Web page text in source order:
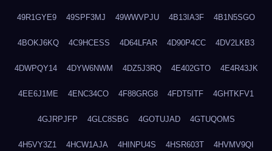
49R1GYE9 49SPF3MJ 49WWVPJU 4B13IA3F 4B1N5SGO
4BOKJ6KQ 4C9HCESS 4D64LFAR 4D90P4CC 4DV2LKB3
4DWPQY14 4DYW6NWM 4DZ5J3RQ 4E402GTO 4E4R43JK
4EE6J1ME 4ENC34CO 4F88GRG8 4FDT5ITF 4GHTKFV1
4GJRPJFP 4GLC8SBG 4GOTUJAD 4GTUQOMS
4H5VY3Z1 4HCW1AJA 4HINPU4S 4HSR603T 4HVMV9QI